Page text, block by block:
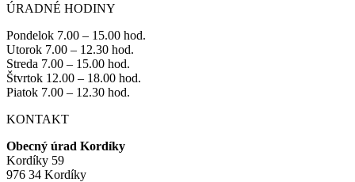
ÚRADNÉ HODINY
Pondelok 7.00 – 15.00 hod.
Utorok 7.00 – 12.30 hod.
Streda 7.00 – 15.00 hod.
Štvrtok 12.00 – 18.00 hod.
Piatok 7.00 – 12.30 hod.
KONTAKT
Obecný úrad Kordíky
Kordíky 59
976 34 Kordíky